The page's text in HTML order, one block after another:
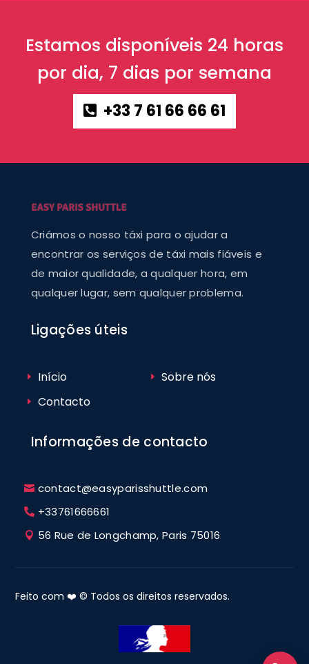
Estamos disponíveis 24 horas
por dia, 7 dias por semana
+33 7 61 66 66 61
Criámos o nosso táxi para o ajudar a
encontrar os serviços de táxi mais fiáveis e
de maior qualidade, a qualquer hora, em
qualquer lugar, sem qualquer problema.
Ligações úteis
Início
Sobre nós
Contacto
Informações de contacto
contact@easyparisshuttle.com
+33761666661
56 Rue de Longchamp, Paris 75016
Feito com ❤️ © Todos os direitos reservados.